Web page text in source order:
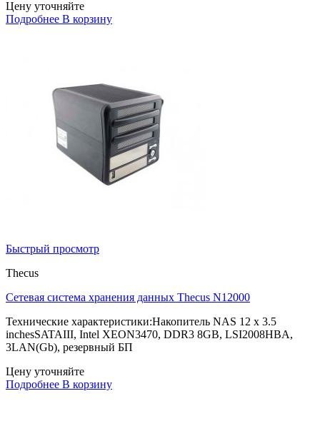
Цену уточняйте
Подробнее В корзину
Быстрый просмотр
Thecus
Сетевая система хранения данных Thecus N12000
Технические характеристики:Накопитель NAS 12 x 3.5
inchesSATAIII, Intel XEON3470, DDR3 8GB, LSI2008HBA,
3LAN(Gb), резервный БП
Цену уточняйте
Подробнее В корзину